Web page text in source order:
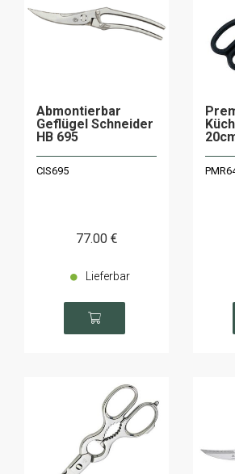
Abmontierbar
Geflügel Schneider
HB 695
CIS695
77.00 €
Lieferbar